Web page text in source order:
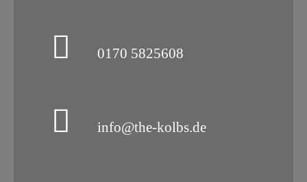
0170 5825608
info@the-kolbs.de